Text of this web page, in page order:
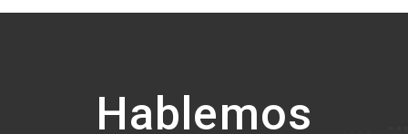
Hablemos